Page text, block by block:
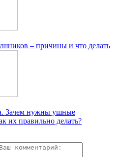
– причины и что делать
Зачем нужны ушные
их правильно делать?